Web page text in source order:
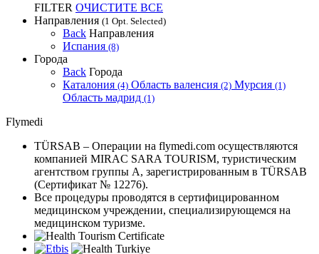
FILTER ОЧИСТИТЕ ВСЕ
Направления (1 Opt. Selected)
Back Направления
Испания (8)
Города
Back Города
Каталония (4) Область валенсия (2) Мурсия (1)
Область мадрид (1)
Flymedi
TÜRSAB – Операции на flymedi.com осуществляются
компанией MIRAC SARA TOURISM, туристическим
агентством группы A, зарегистрированным в TÜRSAB
(Сертификат № 12276).
Все процедуры проводятся в сертифицированном
медицинском учреждении, специализирующемся на
медицинском туризме.